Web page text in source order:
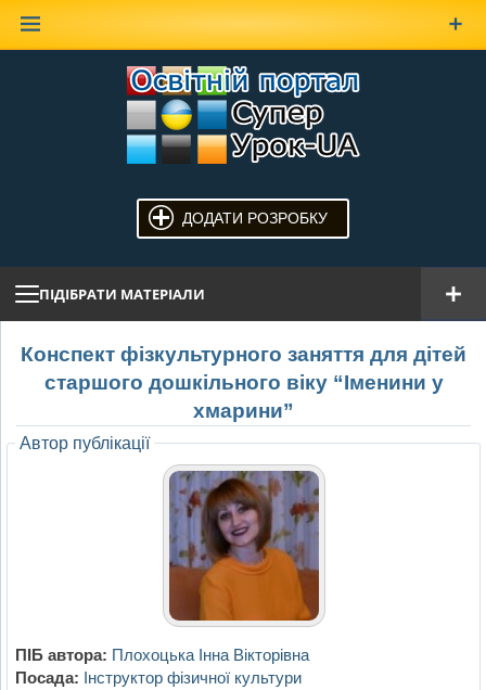
ДОДАТИ РОЗРОБКУ
ПІДІБРАТИ МАТЕРІАЛИ
Конспект фізкультурного заняття для дітей
старшого дошкільного віку “Іменини у
хмарини”
Автор публікації
ПІБ автора: Плохоцька Інна Вікторівна
Посада: Інструктор фізичної культури